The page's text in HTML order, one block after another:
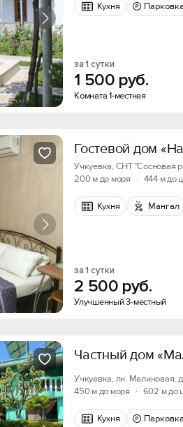
Кухня Парковка
за 1 сутки
1 500 руб.
Комната 1-местная
Гостевой дом
Учкуевка, СНТ "Сосновая
200 м до моря
· 444 м до
Кухня Мангал
за 1 сутки
2 500 руб.
Улучшенный 3-местный
Частный дом
Учкуевка, лн. Малиновая,
450 м до моря
· 602 м до
Кухня Парковка
Скидка −5%
Хочешь дешевле? Оставь почту
первое бронирование!
Войти
Войти с помощью